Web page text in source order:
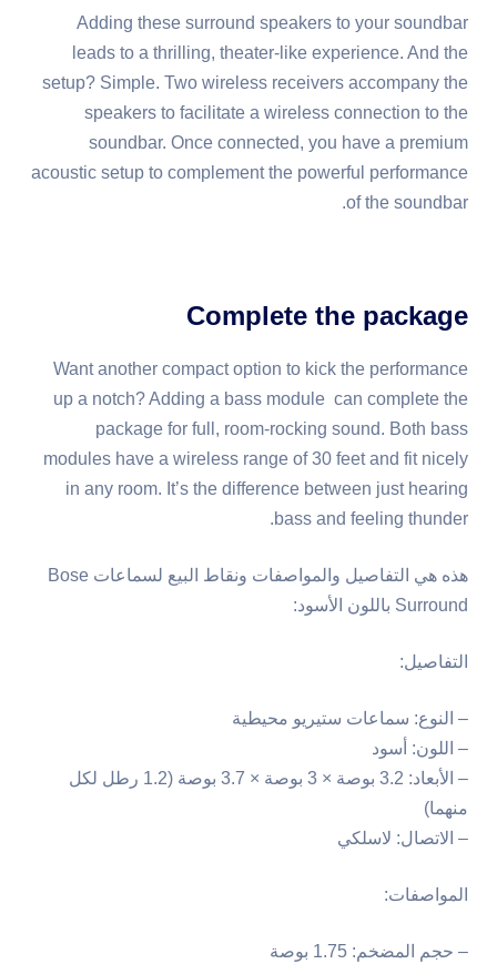
Adding these surround speakers to your soundbar
leads to a thrilling, theater-like experience. And the
setup? Simple. Two wireless receivers accompany the
speakers to facilitate a wireless connection to the
soundbar. Once connected, you have a premium
acoustic setup to complement the powerful performance
of the soundbar.
Complete the package
Want another compact option to kick the performance
up a notch? Adding a bass module can complete the
package for full, room-rocking sound. Both bass
modules have a wireless range of 30 feet and fit nicely
in any room. It’s the difference between just hearing
bass and feeling thunder.
هذه هي التفاصيل والمواصفات ونقاط البيع لسماعات Bose
Surround باللون الأسود:
التفاصيل:
– النوع: سماعات ستيريو محيطية
– اللون: أسود
– الأبعاد: 3.2 بوصة × 3 بوصة × 3.7 بوصة (1.2 رطل لكل
منهما)
– الاتصال: لاسلكي
المواصفات:
– حجم المضخم: 1.75 بوصة